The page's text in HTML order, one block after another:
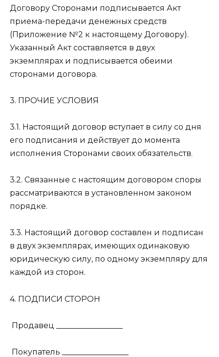
Договору Сторонами подписывается Акт
приема-передачи денежных средств
(Приложение №2 к настоящему Договору).
Указанный Акт составляется в двух
экземплярах и подписывается обеими
сторонами договора.
3. ПРОЧИЕ УСЛОВИЯ
3.1. Настоящий договор вступает в силу со дня
его подписания и действует до момента
исполнения Сторонами своих обязательств.
3.2. Связанные с настоящим договором споры
рассматриваются в установленном законом
порядке.
3.3. Настоящий договор составлен и подписан
в двух экземплярах, имеющих одинаковую
юридическую силу, по одному экземпляру для
каждой из сторон.
4. ПОДПИСИ СТОРОН
Продавец _________________
Покупатель _________________